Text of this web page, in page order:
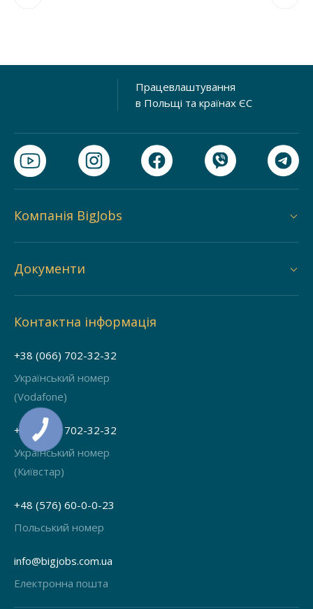
Працевлаштування
в Польщі та країнах ЄС
Компанія BigJobs
Документи
Контактна інформація
+38 (066) 702-32-32
Український номер
(Vodafone)
+38 (068) 702-32-32
Український номер
(Київстар)
+48 (576) 60-0-0-23
Польський номер
info@bigjobs.com.ua
Електронна пошта